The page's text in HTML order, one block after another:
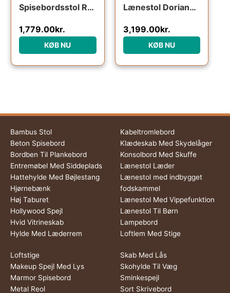
Spisebordsstol Romane fra Kave Home i massivt bøgetræ og rattan sort
1,779.00kr.
KØB NU
Lænestol Doriane fra Kave Home – bæredygtig hvilestol i massivt egetræ og håndvævet rattan, naturfarvet
3,199.00kr.
KØB NU
Bambus Stol
Beton Spisebord
Bordben Til Plankebord
Entremøbel Med Siddeplads
Hattehylde Med Bøjlestang
Hjørnebænk
Høj Taburet
Hollywood Spejl
Hvid Vitrineskab
Hylde Med Læderrem
Kabeltromlebord
Klædeskab Med Skydelåger
Konsolbord Med Skuffe
Lænestol Læder
Lænestol med indbygget
fodskammel
Lænestol Med Vippefunktion
Lænestol Til Børn
Lampebord
Loftlem Med Stige
Loftstige
Makeup Spejl Med Lys
Marmor Spisebord
Metal Reol
Skab Med Lås
Skohylde Til Væg
Sminkespejl
Sort Skrivebord